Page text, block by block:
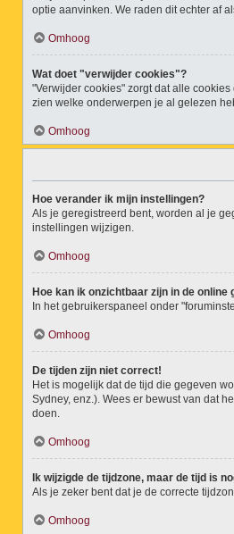
optie aanvinken. We raden dit echter af
Omhoog
Wat doet "verwijder cookies"?
"Verwijder cookies" zorgt dat alle
zien welke onderwerpen je al gelezen
Omhoog
Hoe verander ik mijn instellingen?
Als je geregistreerd bent, worden al je
instellingen wijzigen.
Omhoog
Hoe kan ik onzichtbaar zijn in de
In het gebruikerspaneel onder
Omhoog
De tijden zijn niet correct!
Het is mogelijk dat de tijd die gegeven
Sydney, enz.). Wees er bewust van dat
doen.
Omhoog
Ik wijzigde de tijdzone, maar de tijd is
Als je zeker bent dat je de correcte
Omhoog